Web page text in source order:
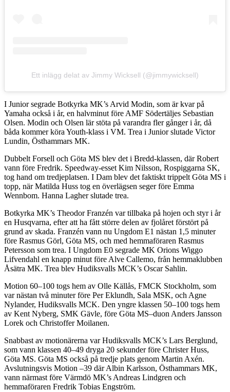
Ett inlägg delat av Jimmy Wicksell (@jimmywicksell)
I Junior segrade Botkyrka MK’s Arvid Modin, som är kvar på
Yamaha också i år, en halvminut före AMF Södertäljes Sebastian
Olsen. Modin och Olsen lär stöta på varandra fler gånger i år, då
båda kommer köra Youth-klass i VM. Trea i Junior slutade Victor
Lundin, Östhammars MK.
Dubbelt Forsell och Göta MS blev det i Bredd-klassen, där Robert
vann före Fredrik. Speedway-esset Kim Nilsson, Rospiggarna SK,
tog hand om tredjeplatsen. I Dam blev det faktiskt trippelt Göta MS i
topp, när Matilda Huss tog en överlägsen seger före Emma
Wennbom. Hanna Lagher slutade trea.
Botkyrka MK’s Theodor Franzén var tillbaka på hojen och styr i år
en Husqvarna, efter att ha fått större delen av fjolåret förstört på
grund av skada. Franzén vann nu Ungdom E1 nästan 1,5 minuter
före Rasmus Görl, Göta MS, och med hemmaföraren Rasmus
Petersson som trea. I Ungdom E0 segrade MK Orions Wiggo
Lifvendahl en knapp minut före Alve Callemo, från hemmaklubben
Åsätra MK. Trea blev Hudiksvalls MCK’s Oscar Sahlin.
Motion 60–100 togs hem av Olle Källås, FMCK Stockholm, som
var nästan två minuter före Per Eklundh, Sala MSK, och Agne
Nylander, Hudiksvalls MCK. Den yngre klassen 50–100 togs hem
av Kent Nyberg, SMK Gävle, före Göta MS–duon Anders Jansson
Lorek och Christoffer Moilanen.
Snabbast av motionärerna var Hudiksvalls MCK’s Lars Berglund,
som vann klassen 40–49 dryga 20 sekunder före Christer Huss,
Göta MS. Göta MS också på tredje plats genom Martin Axén.
Avslutningsvis Motion –39 där Albin Karlsson, Östhammars MK,
vann närmast före Värmdö MK’s Andreas Lindgren och
hemmaföraren Fredrik Tobias Engström.